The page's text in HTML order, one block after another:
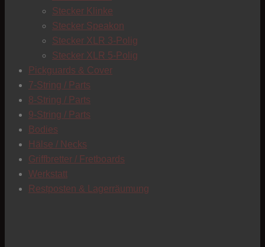
Stecker Klinke
Stecker Speakon
Stecker XLR 3-Polig
Stecker XLR 5-Polig
Pickguards & Cover
7-String / Parts
8-String / Parts
9-String / Parts
Bodies
Hälse / Necks
Griffbretter / Fretboards
Werkstatt
Restposten & Lagerräumung